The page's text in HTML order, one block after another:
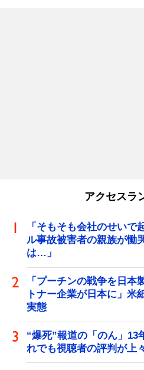
アクセスラ
「そもそも会社のせい
ル事故被害者の親族が
は…」
「プーチンの戦争を日
トナー企業が日本に」米
実態
“爆死”報道の「のん」
れでも視聴者の評判が上